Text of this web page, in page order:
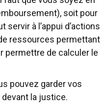
soit pour
à l’appui d’actions
ressources permettant
permettre de calculer le
pouvez garder vos
la justice.